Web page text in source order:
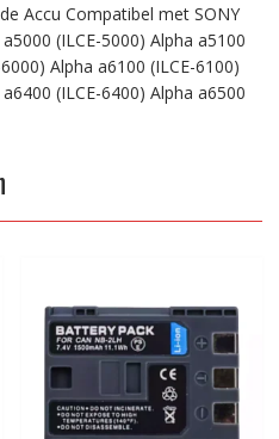
Accu Compatibel met SONY
(ILCE-5000) Alpha a5100
Alpha a6100 (ILCE-6100)
(ILCE-6400) Alpha a6500